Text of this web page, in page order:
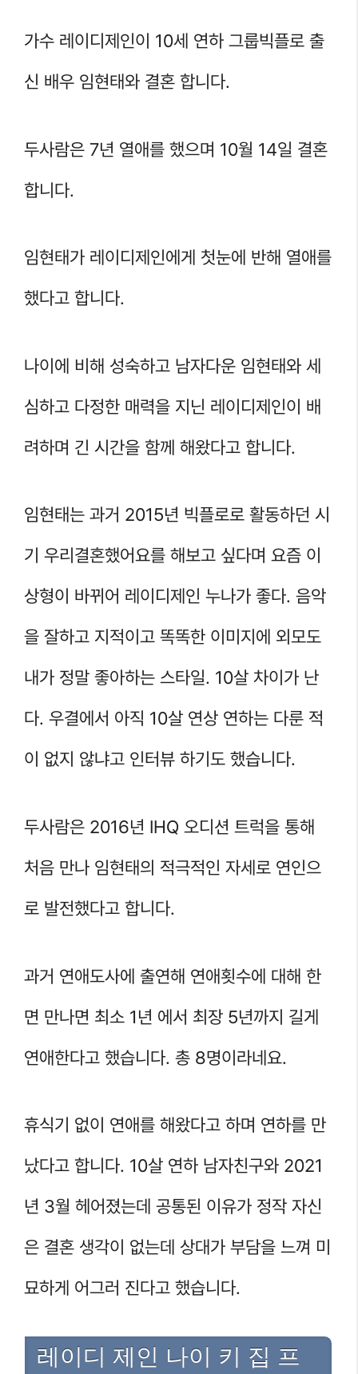
가수 레이디제인이 10세 연하 그룹빅플로 출
신 배우 임현태와 결혼 합니다.
두사람은 7년 열애를 했으며 10월 14일 결혼
합니다.
임현태가 레이디제인에게 첫눈에 반해 열애를
했다고 합니다.
나이에 비해 성숙하고 남자다운 임현태와 세
심하고 다정한 매력을 지닌 레이디제인이 배
려하며 긴 시간을 함께 해왔다고 합니다.
임현태는 과거 2015년 빅플로로 활동하던 시
기 우리결혼했어요를 해보고 싶다며 요즘 이
상형이 바뀌어 레이디제인 누나가 좋다. 음악
을 잘하고 지적이고 똑똑한 이미지에 외모도
내가 정말 좋아하는 스타일. 10살 차이가 난
다. 우결에서 아직 10살 연상 연하는 다룬 적
이 없지 않냐고 인터뷰 하기도 했습니다.
두사람은 2016년 IHQ 오디션 트럭을 통해
처음 만나 임현태의 적극적인 자세로 연인으
로 발전했다고 합니다.
과거 연애도사에 출연해 연애횟수에 대해 한
면 만나면 최소 1년 에서 최장 5년까지 길게
연애한다고 했습니다. 총 8명이라네요.
휴식기 없이 연애를 해왔다고 하며 연하를 만
났다고 합니다. 10살 연하 남자친구와 2021
년 3월 헤어졌는데 공통된 이유가 정작 자신
은 결혼 생각이 없는데 상대가 부담을 느껴 미
묘하게 어그러 진다고 했습니다.
레이디 제인 나이 키 집 프